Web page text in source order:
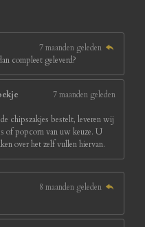
7 maanden geleden
compleet geleverd?
7 maanden geleden
chipszakjes bestelt, leveren wij
of popcorn van uw keuze. U
over het zelf vullen hiervan.
8 maanden geleden